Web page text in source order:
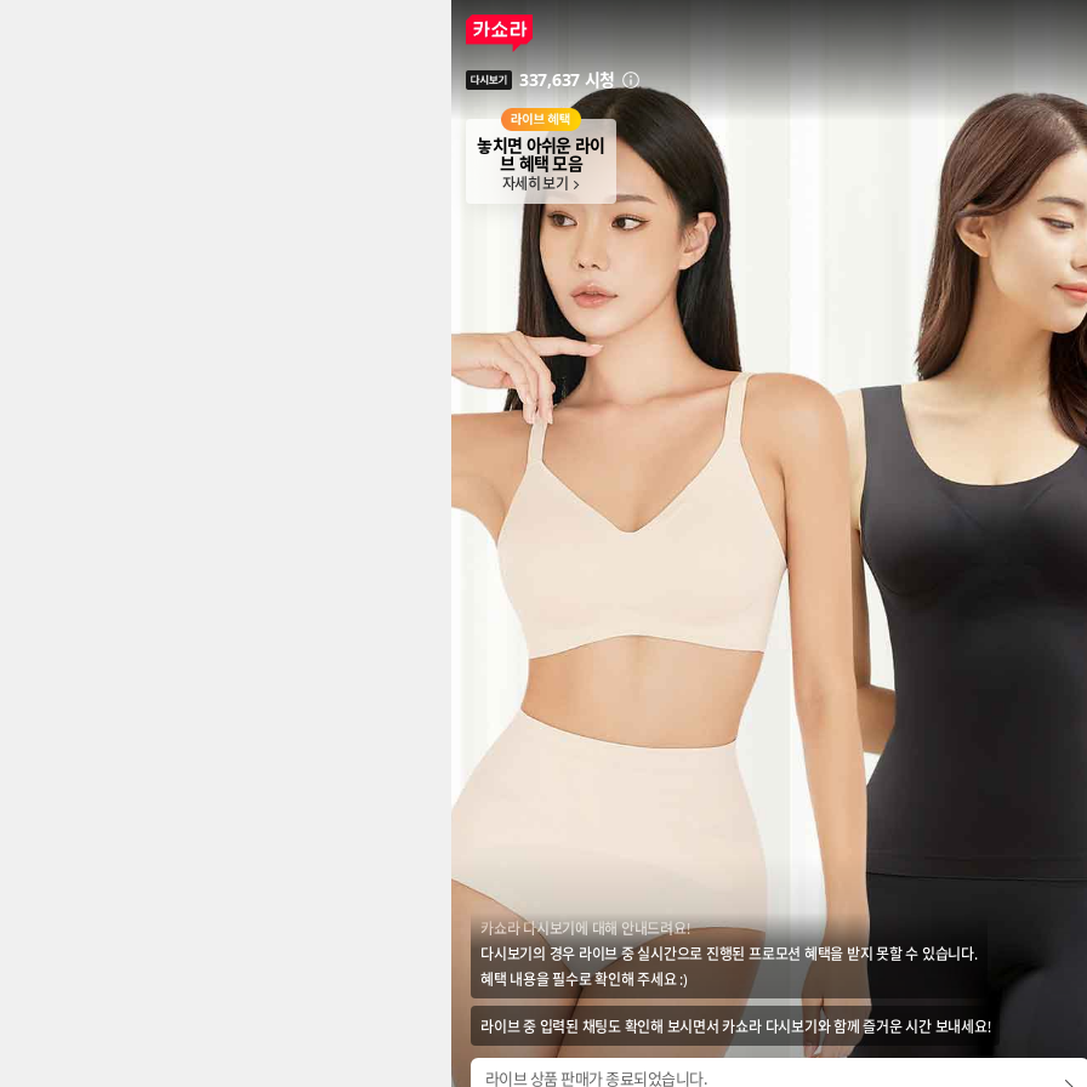
337,637 시청
놓치면 아쉬운 라이
브 혜택 모음
자세히 보기
카쇼라 다시보기에 대해 안내드려요!
다시보기의 경우 라이브 중 실시간으로 진행된 프로모션 혜택을 받지 못할 수 있습니다.
혜택 내용을 필수로 확인해 주세요 :)
라이브 중 입력된 채팅도 확인해 보시면서 카쇼라 다시보기와 함께 즐거운 시간 보내세요!
라이브 상품 판매가 종료되었습니다.